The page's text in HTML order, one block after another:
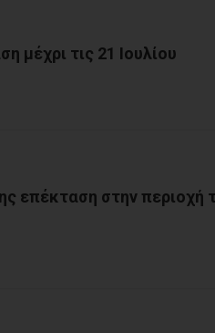
μέχρι τις 21 Iουλίου
επέκταση στην περιοχή